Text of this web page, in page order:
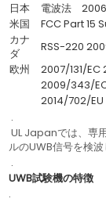
日本
電波法 2006
米国
FCC Part 15
カナ
ダ
RSS-220
欧州
2007/131/EC
2009/343/
2014/702/
.
UL Japanでは、専
ルのUWB信号を検波
.
UWB試験機の特徴
.